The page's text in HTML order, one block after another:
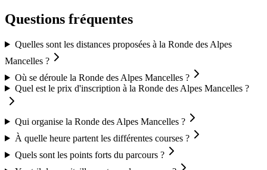
Questions fréquentes
Quelles sont les distances proposées à la Ronde des Alpes
Mancelles ?
Où se déroule la Ronde des Alpes Mancelles ?
Quel est le prix d'inscription à la Ronde des Alpes Mancelles ?
Qui organise la Ronde des Alpes Mancelles ?
À quelle heure partent les différentes courses ?
Quels sont les points forts du parcours ?